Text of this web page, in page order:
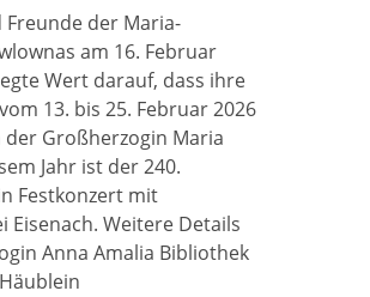
Freunde der Maria-
am 16. Februar
Wert darauf, dass ihre
13. bis 25. Februar 2026
Großherzogin Maria
Jahr ist der 240.
Festkonzert mit
Eisenach. Weitere Details
Anna Amalia Bibliothek